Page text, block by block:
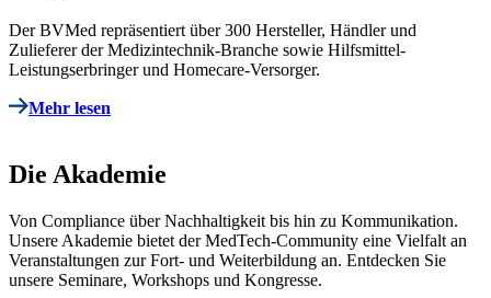
Der BVMed repräsentiert über 300 Hersteller, Händler und
Zulieferer der Medizintechnik-Branche sowie Hilfsmittel-
Leistungserbringer und Homecare-Versorger.
Mehr lesen
Die Akademie
Von Compliance über Nachhaltigkeit bis hin zu Kommunikation.
Unsere Akademie bietet der MedTech-Community eine Vielfalt an
Veranstaltungen zur Fort- und Weiterbildung an. Entdecken Sie
unsere Seminare, Workshops und Kongresse.